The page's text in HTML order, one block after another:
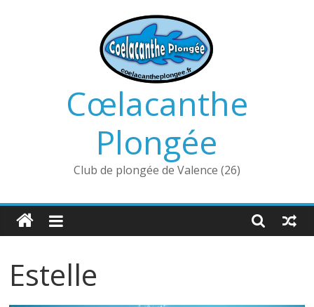
Cœlacanthe
Plongée
Club de plongée de Valence (26)
Estelle